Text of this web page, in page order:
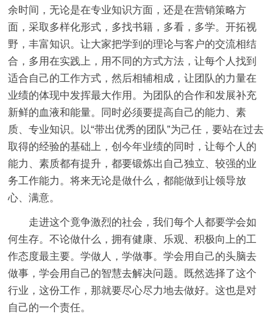
余时间，无论是在专业知识方面，还是在营销策略方
面，采取多样化形式，多找书籍，多看，多学。开拓视
野，丰富知识。让大家把学到的理论与客户的交流相结
合，多用在实践上，用不同的方式方法，让每个人找到
适合自己的工作方式，然后相辅相成，让团队的力量在
业绩的体现中发挥最大作用。为团队的合作和发展补充
新鲜的血液和能量。同时必须要提高自己的能力、素
质、专业知识。以“带出优秀的团队”为己任，要站在过去
取得的经验的基础上，创今年业绩的同时，让每个人的
能力、素质都有提升，都要锻炼出自己独立、较强的业
务工作能力。将来无论是做什么，都能做到让领导放
心、满意。
走进这个竟争激烈的社会，我们每个人都要学会如
何生存。不论做什么，拥有健康、乐观、积极向上的工
作态度最主要。学做人，学做事。学会用自己的头脑去
做事，学会用自己的智慧去解决问题。既然选择了这个
行业，这份工作，那就要尽心尽力地去做好。这也是对
自己的一个责任。